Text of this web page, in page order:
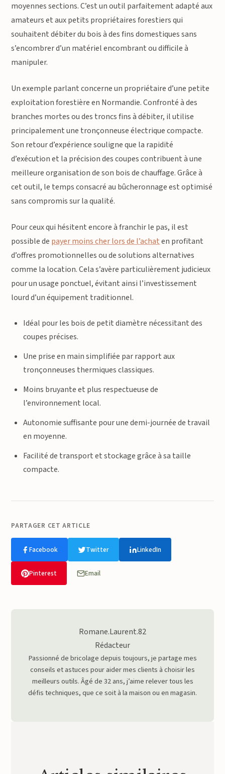
moyennes sections. C’est un outil parfaitement adapté aux
amateurs et aux petits propriétaires forestiers qui
souhaitent débiter du bois à des fins domestiques sans
s’encombrer d’un matériel encombrant ou difficile à
manipuler.
Un exemple parlant concerne un propriétaire d’une petite
exploitation forestière en Normandie. Confronté à des
branches mortes ou des troncs fins à débiter, il utilise
principalement une tronçonneuse électrique compacte.
Son retour d’expérience souligne que la rapidité
d’exécution et la précision des coupes contribuent à une
meilleure organisation de son bois de chauffage. Grâce à
cet outil, le temps consacré au bûcheronnage est optimisé
sans compromis sur la qualité.
Pour ceux qui hésitent encore à franchir le pas, il est
possible de payer moins cher lors de l’achaten profitant
d’offres promotionnelles ou de solutions alternatives
comme la location. Cela s’avère particulièrement judicieux
pour un usage ponctuel, évitant ainsi l’investissement
lourd d’un équipement traditionnel.
Idéal pour les bois de petit diamètre nécessitant des
coupes précises.
Une prise en main simplifiée par rapport aux
tronçonneuses thermiques classiques.
Moins bruyante et plus respectueuse de
l’environnement local.
Autonomie suffisante pour une demi-journée de travail
en moyenne.
Facilité de transport et stockage grâce à sa taille
compacte.
PARTAGER CET ARTICLE
Facebook Twitter LinkedIn
Pinterest Email
Romane.Laurent.82
Rédacteur
Passionné de bricolage depuis toujours, je partage mes
conseils et astuces pour aider mes clients à choisir les
meilleurs outils. Âgé de 32 ans, j’aime relever tous les
défis techniques, que ce soit à la maison ou en magasin.